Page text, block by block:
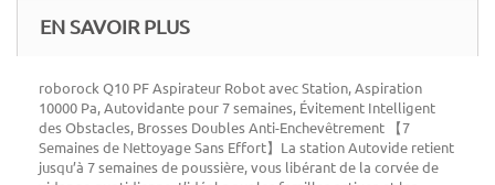
EN SAVOIR PLUS
roborock Q10 PF Aspirateur Robot avec Station, Aspiration
10000 Pa, Autovidante pour 7 semaines, Évitement Intelligent
des Obstacles, Brosses Doubles Anti-Enchevêtrement 【7
Semaines de Nettoyage Sans Effort】La station Autovide retient
jusqu’à 7 semaines de poussière, vous libérant de la corvée de